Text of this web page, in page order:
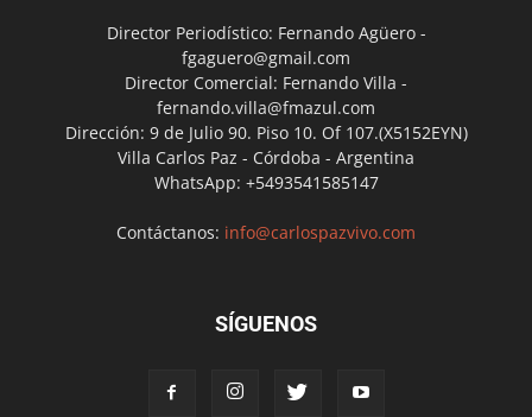
Director Periodístico: Fernando Agüero -
fgaguero@gmail.com
Director Comercial: Fernando Villa -
fernando.villa@fmazul.com
Dirección: 9 de Julio 90. Piso 10. Of 107.(X5152EYN)
Villa Carlos Paz - Córdoba - Argentina
WhatsApp: +5493541585147
Contáctanos: info@carlospazvivo.com
SÍGUENOS